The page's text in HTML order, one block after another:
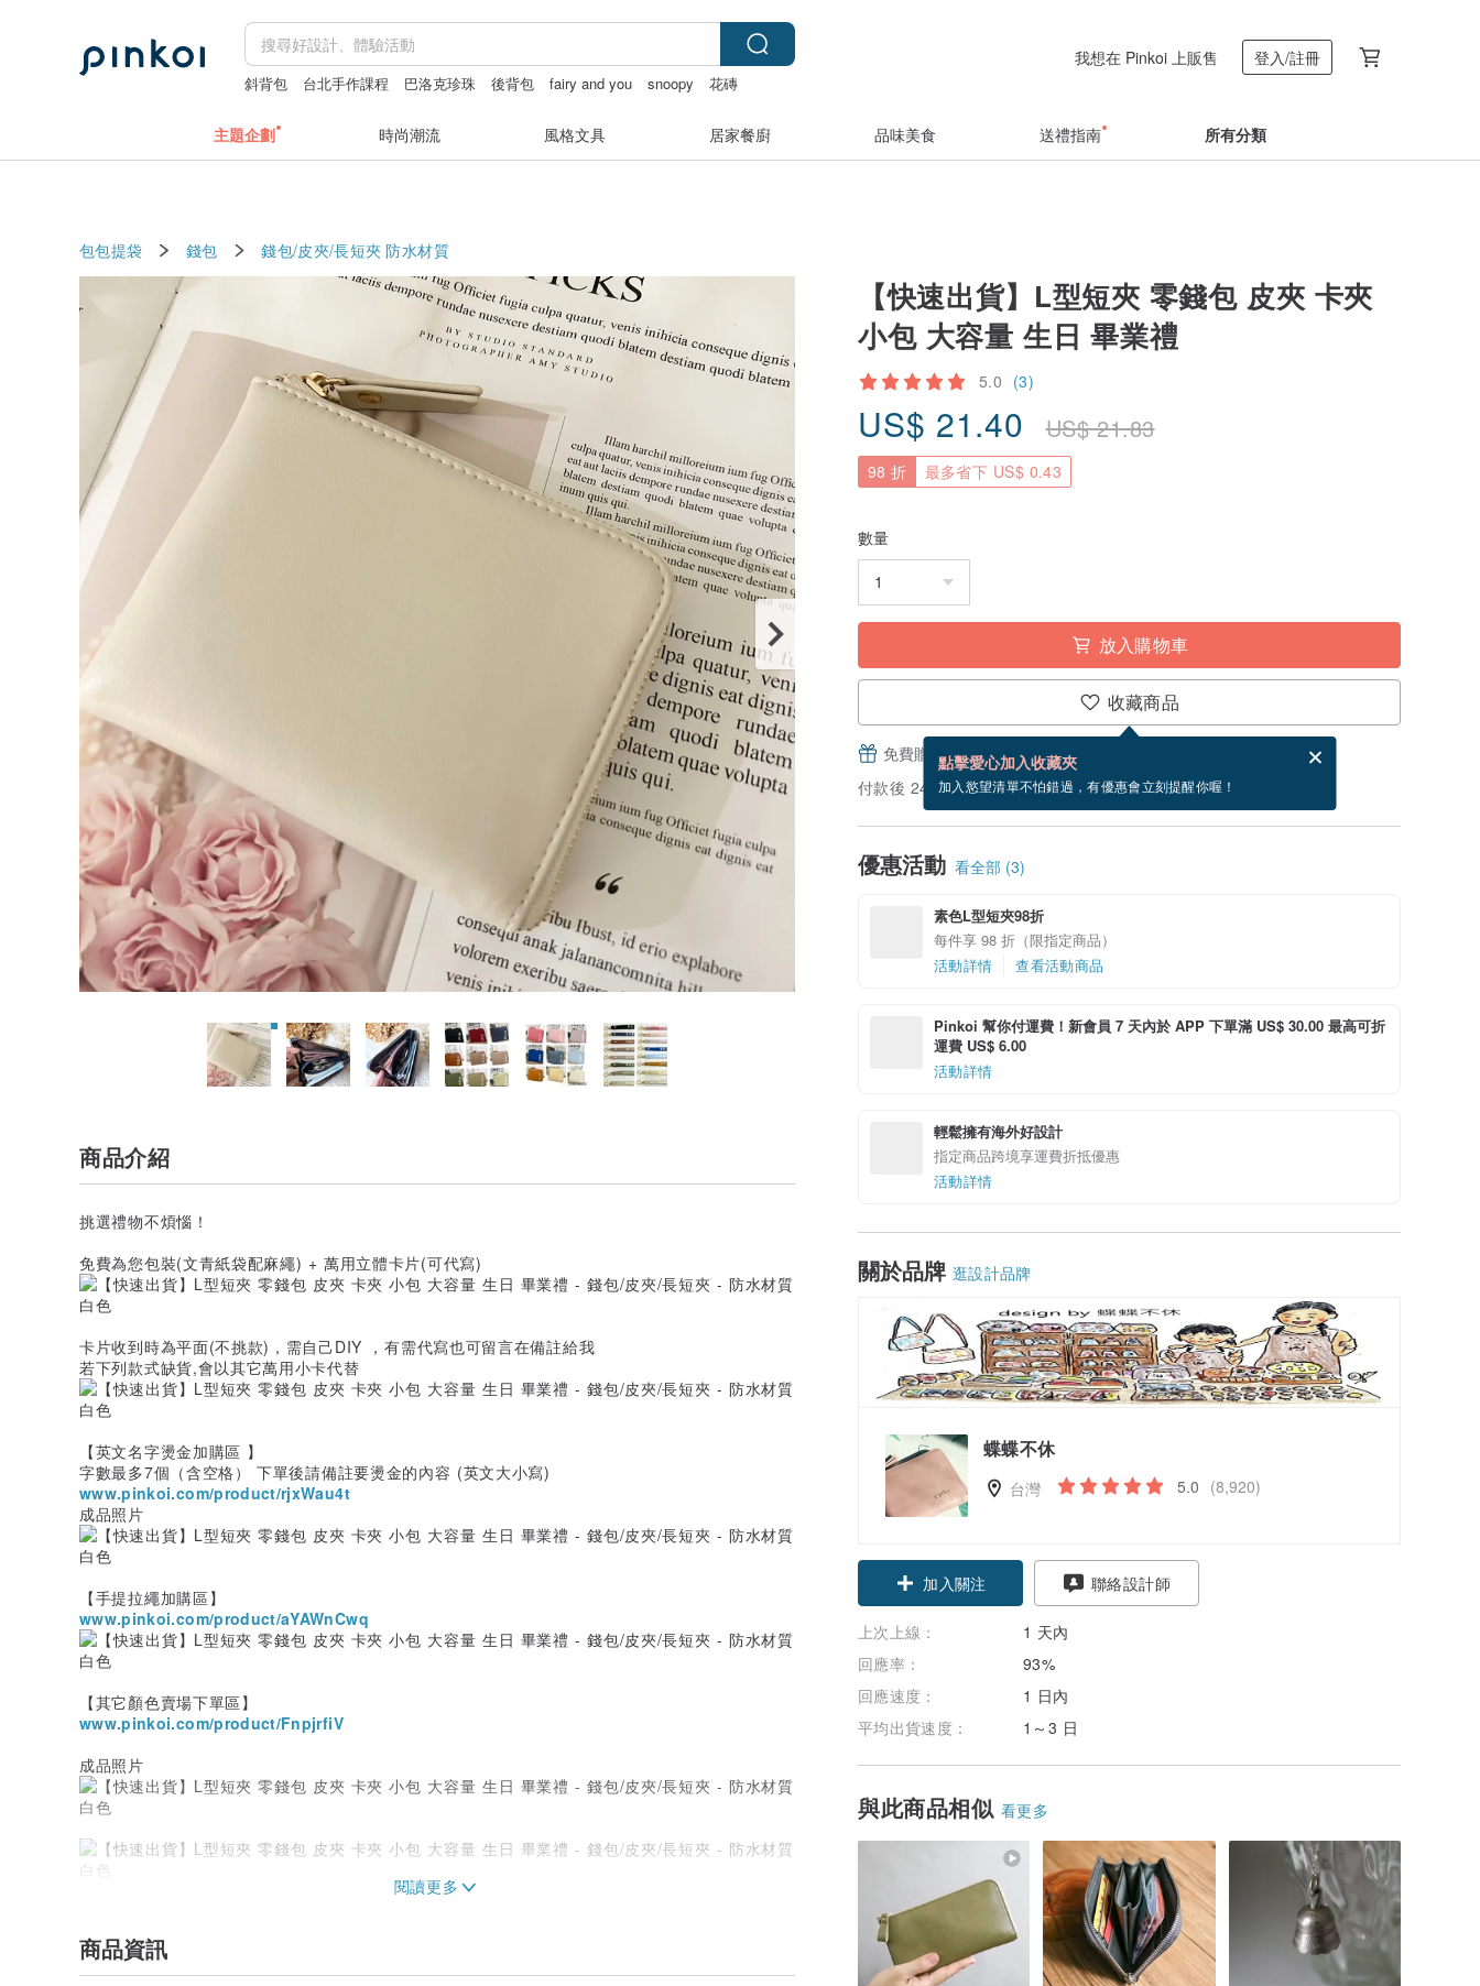
斜背包 台北手作課程 巴洛克珍珠 後背包 fairy and you snoopy
花磚
我想在 Pinkoi 上販售 登入/註冊
主題企劃 時尚潮流 風格文具 居家餐廚 品味美食 送禮指南 所有分類
包包提袋 錢包 錢包/皮夾/長短夾 防水材質
【快速出貨】L型短夾 零錢包 皮夾 卡夾
小包 大容量 生日 畢業禮
5.0 (3)
US$ 21.40 US$21.83
98 折 最多省下 US$ 0.43
數量
放入購物車
收藏商品
點擊愛心加入收藏夾
加入慾望清單不怕錯過，有優惠會立刻提醒你喔！
免費贈送電子賀卡，結帳完成後填寫
付款後 24 小時內出貨。（不包含週五到週日）
優惠活動 看全部 (3)
素色L型短夾98折
每件享 98 折（限指定商品）
活動詳情
查看活動商品
Pinkoi 幫你付運費！新會員 7 天內於 APP 下單滿 US$ 30.00 最高可折
運費 US$ 6.00
活動詳情
輕鬆擁有海外好設計
指定商品跨境享運費折抵優惠
活動詳情
關於品牌 逛設計品牌
蝶蝶不休
台灣 5.0 (8,920)
加入關注 聯絡設計師
上次上線：
1 天內
回應率：
93%
回應速度：
1 日內
平均出貨速度：
1～3 日
與此商品相似 看更多
商品介紹
挑選禮物不煩惱！
免費為您包裝(文青紙袋配麻繩) + 萬用立體卡片(可代寫)
卡片收到時為平面(不挑款)，需自己DIY ，有需代寫也可留言在備註給我
若下列款式缺貨,會以其它萬用小卡代替
【英文名字燙金加購區 】
字數最多7個（含空格） 下單後請備註要燙金的內容 (英文大小寫)
www.pinkoi.com/product/rjxWau4t
成品照片
【手提拉繩加購區】
www.pinkoi.com/product/aYAWnCwq
【其它顏色賣場下單區】
www.pinkoi.com/product/FnpjrfiV
成品照片
只要是爸爸坐過的位置，躺過的地方都是我們姐妹A零用錢的地方。
或許這是充滿威嚴的爸爸，用屬於他自己的溫柔方式給女兒們一點零用錢。
商品資訊